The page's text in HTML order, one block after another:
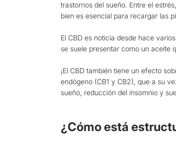
trastornos del sueño. Entre el
bien es esencial para recargar las
El CBD es noticia desde hace
se suele presentar como un aceite
¡El CBD también tiene un efecto
endógeno (CB1 y CB2), que a su
sueño, reducción del insomnio y
¿Cómo está